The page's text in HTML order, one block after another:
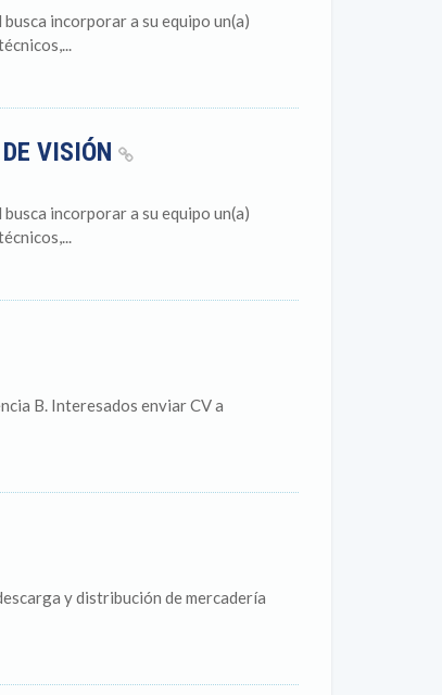
incorporar a su equipo un(a)
VISIÓN
incorporar a su equipo un(a)
B. Interesados enviar CV a
y distribución de mercadería